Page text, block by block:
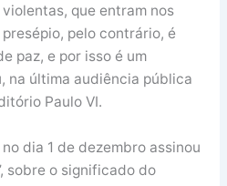
que entram nos
pelo contrário, é
paz, e por isso é um
na última audiência pública
Paulo VI.
dia 1 de dezembro assinou
sobre o significado do